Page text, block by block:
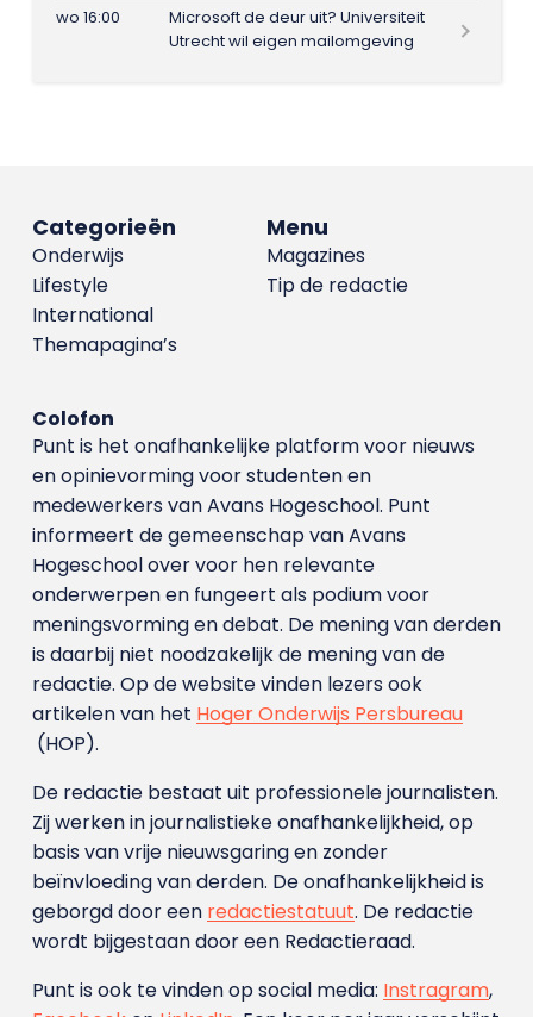
wo 16:00
Microsoft de deur uit? Universiteit
Utrecht wil eigen mailomgeving
Menu
Magazines
Tip de redactie
Categorieën
Onderwijs
Lifestyle
International
Themapagina’s
Colofon
Punt is het onafhankelijke platform voor nieuws
en opinievorming voor studenten en
medewerkers van Avans Hoge­school. Punt
informeert de gemeenschap van Avans
Hogeschool over voor hen relevante
onderwerpen en fungeert als podium voor
meningsvorming en debat. De mening van derden
is daarbij niet noodzakelijk de mening van de
redactie. Op de website vinden lezers ook
artikelen van het Hoger Onderwijs Persbureau
(HOP).
De redactie bestaat uit professionele journalisten.
Zij werken in journalistieke onafhankelijkheid, op
basis van vrije nieuwsgaring en zonder
beïnvloeding van derden. De onafhankelijkheid is
geborgd door een redactiestatuut. De redactie
wordt bijgestaan door een Redactieraad.
Punt is ook te vinden op social media: Instragram,